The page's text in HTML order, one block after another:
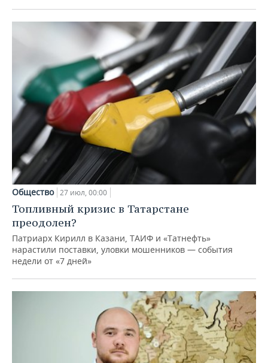
Общество 27 июл, 00:00
Топливный кризис в Татарстане
преодолен?
Патриарх Кирилл в Казани, ТАИФ и «Татнефть»
нарастили поставки, уловки мошенников — события
недели от «7 дней»